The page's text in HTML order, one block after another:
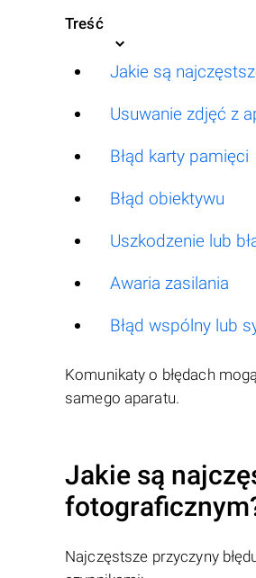
Treść
Jakie są
Usuwanie zdjęć z
Błąd karty pamięci
Błąd obiektywu
Uszkodzenie lub
Awaria zasilania
Błąd wspólny lub
Komunikaty o błędach
samego aparatu.
Jakie są
Najczęstsze przyczyny